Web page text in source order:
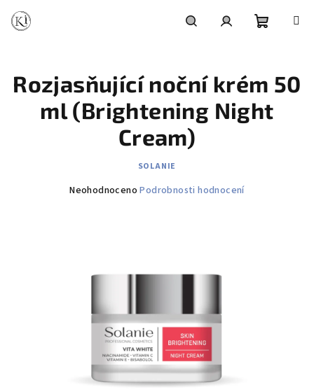
obsah
košík
Rozjasňující noční krém 50
ml (Brightening Night
Cream)
SOLANIE
Průměrné
Neohodnoceno Podrobnosti hodnocení